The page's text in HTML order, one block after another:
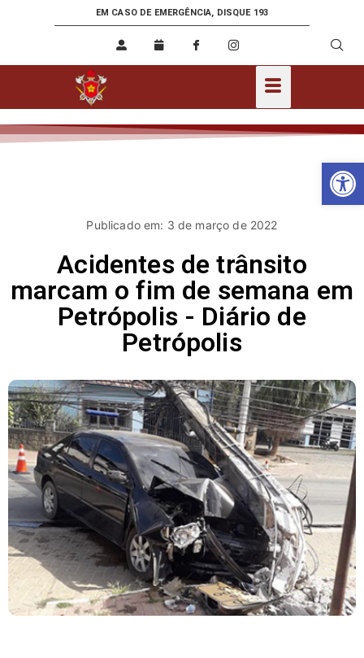
EM CASO DE EMERGÊNCIA, DISQUE 193
Publicado em: 3 de março de 2022
Acidentes de trânsito
marcam o fim de semana em
Petrópolis - Diário de
Petrópolis